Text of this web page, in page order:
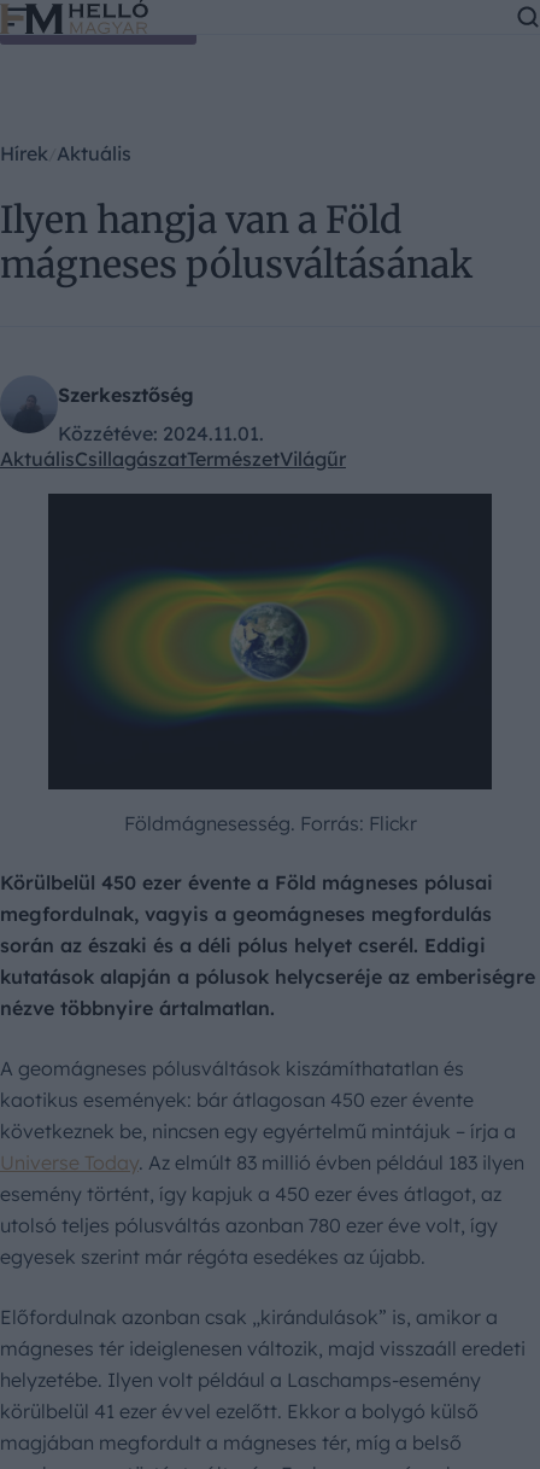
Ugrás a tartalomra
Hírek Aktuális
Ilyen hangja van a Föld
mágneses pólusváltásának
Szerkesztőség
Közzétéve: 2024.11.01.
Kategóriák:
AktuálisCsillagászatTermészetVilágűr
Földmágnesesség. Forrás: Flickr
Körülbelül 450 ezer évente a Föld mágneses pólusai
megfordulnak, vagyis a geomágneses megfordulás
során az északi és a déli pólus helyet cserél. Eddigi
kutatások alapján a pólusok helycseréje az emberiségre
nézve többnyire ártalmatlan.
A geomágneses pólusváltások kiszámíthatatlan és
kaotikus események: bár átlagosan 450 ezer évente
következnek be, nincsen egy egyértelmű mintájuk – írja a
Universe Today. Az elmúlt 83 millió évben például 183 ilyen
esemény történt, így kapjuk a 450 ezer éves átlagot, az
utolsó teljes pólusváltás azonban 780 ezer éve volt, így
egyesek szerint már régóta esedékes az újabb.
Előfordulnak azonban csak „kirándulások” is, amikor a
mágneses tér ideiglenesen változik, majd visszaáll eredeti
helyzetébe. Ilyen volt például a Laschamps-esemény
körülbelül 41 ezer évvel ezelőtt. Ekkor a bolygó külső
magjában megfordult a mágneses tér, míg a belső